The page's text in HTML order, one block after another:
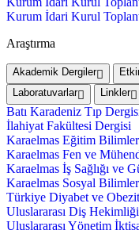
Kurum İdari Kurul
Araştırma
Akademik Dergiler
Laboratuvarlar
Linkler
Batı Karadeniz Tıp
İlahiyat Fakültesi Dergisi
Karaelmas Eğitim
Karaelmas Fen ve
Karaelmas İş Sağlığı ve
Karaelmas Sosyal
Türkiye Diyabet ve
Uluslararası Diş
Uluslararası Yönetim